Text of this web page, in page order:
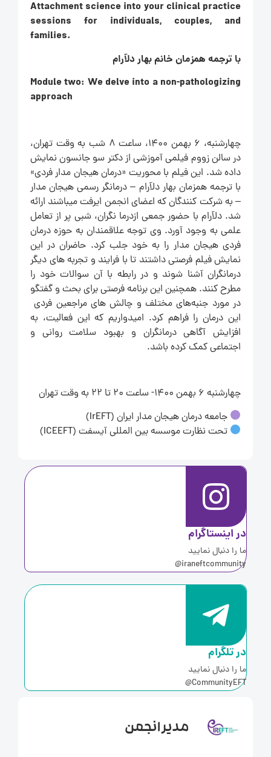
Attachment science into your clinical practice
sessions for individuals, couples, and
families.
با ترجمه همزمان خانم بهار دلآرام
Module two: We delve into a non-pathologizing
approach
چهارشنبه، 6 بهمن ۱۴۰۰، ساعت ۸ شب به وقت تهران،
در سالن زووم فیلمی آموزشی از دکتر سو جانسون نمایش
داده شد. این فیلم با محوریت «درمان هیجان مدار فردی»
با ترجمه همزمان بهار دلآرام – درمانگر رسمی هیجان مدار
– به شرکت کنندگان که اعضای انجمن ایرفت میباشند ارائه
شد. دلآرام با حضور جمعی ازدرما نگران، شبی پر از تعامل
علمی به وجود آورد. وی توجه علاقمندان به حوزه درمان
فردی هیجان مدار را به خود جلب کرد. حاضران در این
نمایش فیلم فرصتی داشتند تا با فرایند و تجربه های دیگر
درمانگران آشنا شوند و در رابطه با آن سوالات خود را
مطرح کنند. همچنین این برنامه فرصتی برای بحث و گفتگو
در مورد جنبه‌های مختلف و چالش های مراجعین فردی
این درمان را فراهم کرد. امیدواریم که این فعالیت، به
افزایش آگاهی درمانگران و بهبود سلامت روانی و
اجتماعی کمک کرده باشد.
چهارشنبه 6 بهمن ۱۴۰۰- ساعت 20 تا 22 به وقت تهران
جامعه درمان هیجان مدار ایران (IrEFT)
تحت نظارت موسسه بین المللی آیسفت (ICEEFT)
اینستاگرام
را دنبال نمایید
تلگرام
را دنبال نمایید
مدیر انجمن